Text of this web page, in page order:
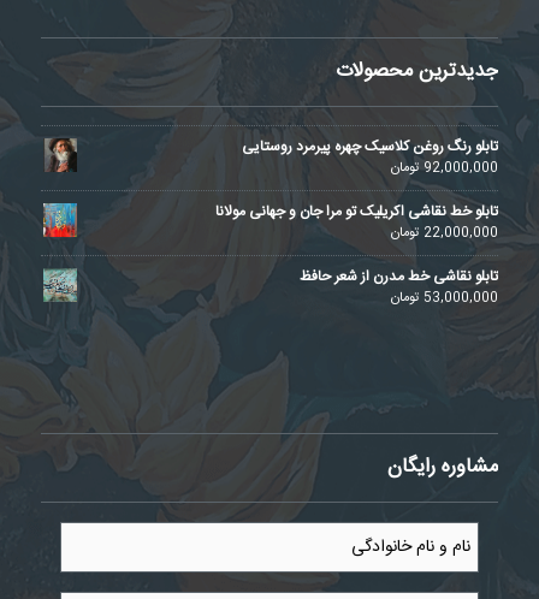
جدیدترین محصولات
تابلو رنگ روغن کلاسیک چهره پیرمرد روستایی
92,000,000تومان
تابلو خط نقاشی اکریلیک تو مرا جان و جهانی مولانا
22,000,000 تومان
تابلو نقاشی خط مدرن از شعر حافظ
53,000,000 تومان
مشاوره رایگان
نام
نام